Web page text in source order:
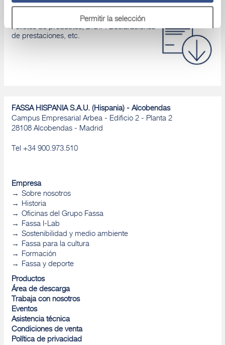
Permitir la selección
Área de descarga
Folletos de productos, D.O.P. Declaraciones
de prestaciones, etc.
FASSA HISPANIA S.A.U. (Hispania) - Alcobendas
Campus Empresarial Arbea - Edificio 2 - Planta 2
28108 Alcobendas - Madrid
Tel +34 900.973.510
Empresa
Sobre nosotros
Historia
Oficinas del Grupo Fassa
Fassa I-Lab
Sostenibilidad y medio ambiente
Fassa para la cultura
Formación
Fassa y deporte
Productos
Área de descarga
Trabaja con nosotros
Eventos
Asistencia técnica
Condiciones de venta
Política de privacidad